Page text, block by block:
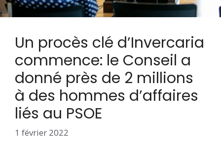
Un procès clé d’Invercaria
commence: le Conseil a
donné près de 2 millions
à des hommes d’affaires
liés au PSOE
1 février 2022